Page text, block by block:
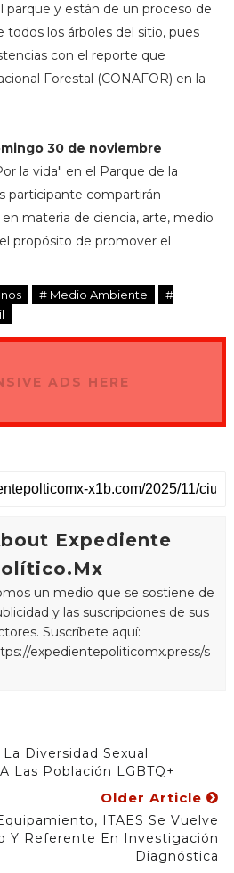
parque y están de un proceso de
todos los árboles del sitio, pues
con el reporte que
Forestal (CONAFOR) en la
30 de noviembre
la vida" en el Parque de la
participante compartirán
materia de ciencia, arte, medio
propósito de promover el
# Medio Ambiente
#
ADS HERE
Expediente
un medio que se sostiene de
y las suscripciones de sus
Suscríbete aquí:
expedientepoliticomx.press/s
Diversidad Sexual
Las Población LGBTQ+
Older Article
ITAES Se Vuelve
Y Referente En Investigación
Diagnóstica